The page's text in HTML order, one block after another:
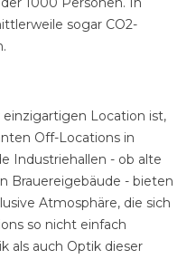
sogar CO2-
Location ist,
Off-Locations in
Industriehallen - ob alte
Brauereigebäude - bieten
Atmosphäre, die sich
so nicht einfach
als auch Optik dieser